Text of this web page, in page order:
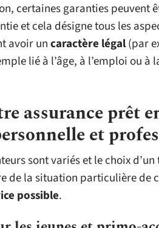
certaines garanties peuvent
et cela désigne tous les
avoir uncaractère légal(par
lié à l’âge, à l’emploi ou à
assurance prêt
et
sont variés et le choix
de la situation particulière de
possible.